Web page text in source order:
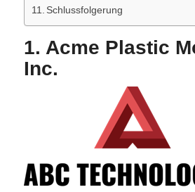
Schlussfolgerung
1. Acme Plastic
Inc.